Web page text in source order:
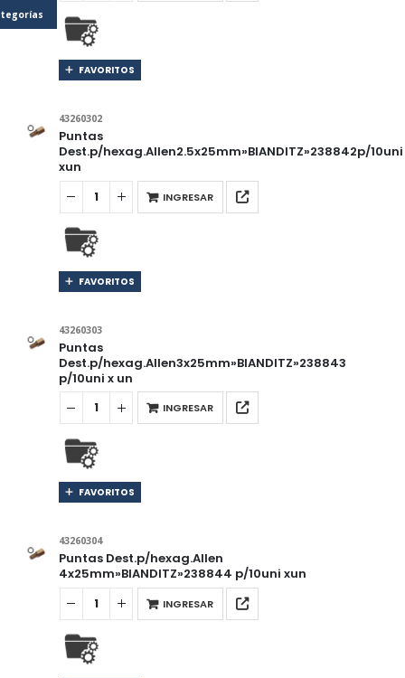
FAVORITOS
43260302
Puntas
Dest.p/hexag.Allen2.5x25mm»BIANDITZ»238842p/10uni
xun
INGRESAR
FAVORITOS
43260303
Puntas
Dest.p/hexag.Allen3x25mm»BIANDITZ»238843
p/10uni x un
INGRESAR
FAVORITOS
43260304
Puntas Dest.p/hexag.Allen
4x25mm»BIANDITZ»238844 p/10uni xun
INGRESAR